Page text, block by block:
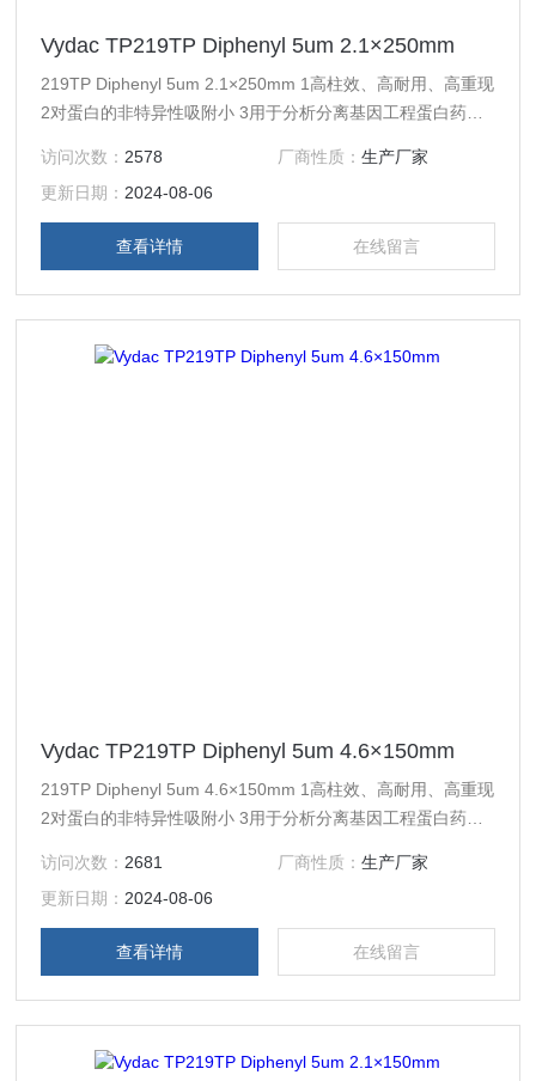
Vydac TP219TP Diphenyl 5um 2.1×250mm
219TP Diphenyl 5um 2.1×250mm 1高柱效、高耐用、高重现
2对蛋白的非特异性吸附小 3用于分析分离基因工程蛋白药
肝疫苗、狂犬疫苗，重组人生长激素 4从液/质连用色谱柱至
工业制备填料线性放大
访问次数： 2578 厂商性质： 生产厂家
更新日期： 2024-08-06
查看详情 在线留言
Vydac TP219TP Diphenyl 5um 4.6×150mm
219TP Diphenyl 5um 4.6×150mm 1高柱效、高耐用、高重现
2对蛋白的非特异性吸附小 3用于分析分离基因工程蛋白药
肝疫苗、狂犬疫苗，重组人生长激素 4从液/质连用色谱柱至
工业制备填料线性放大
访问次数： 2681 厂商性质： 生产厂家
更新日期： 2024-08-06
查看详情 在线留言